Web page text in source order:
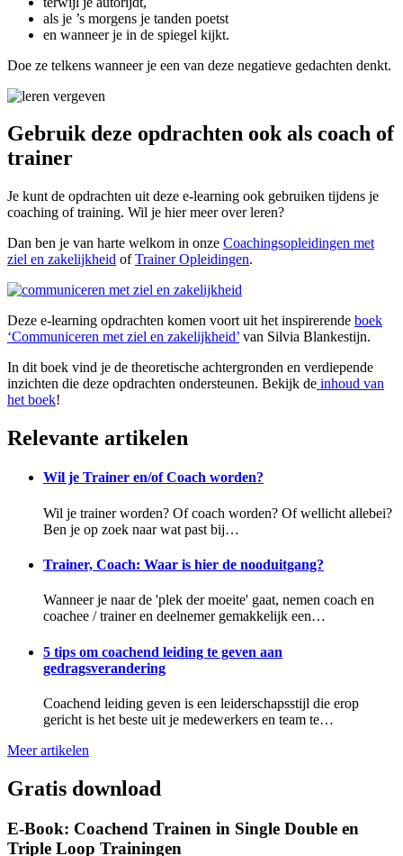
als je ’s morgens je tanden poetst
en wanneer je in de spiegel kijkt.
Doe ze telkens wanneer je een van deze negatieve gedachten denkt.
Gebruik deze opdrachten ook als coach of
trainer
Je kunt de opdrachten uit deze e-learning ook gebruiken tijdens je
coaching of training. Wil je hier meer over leren?
Dan ben je van harte welkom in onze Coachingsopleidingen met
ziel en zakelijkheid ofTrainer Opleidingen.
Deze e-learning opdrachten komen voort uit het inspirerende boek
‘Communiceren met ziel en zakelijkheid’ van Silvia Blankestijn.
In dit boek vind je de theoretische achtergronden en verdiepende
inzichten die deze opdrachten ondersteunen. Bekijk de inhoud van
het boek!
Relevante artikelen
Wil je Trainer en/of Coach worden?
Wil je trainer worden? Of coach worden? Of wellicht allebei?
Ben je op zoek naar wat past bij…
Trainer, Coach: Waar is hier de nooduitgang?
Wanneer je naar de 'plek der moeite' gaat, nemen coach en
coachee / trainer en deelnemer gemakkelijk een…
5 tips om coachend leiding te geven aan
gedragsverandering
Coachend leiding geven is een leiderschapsstijl die erop
gericht is het beste uit je medewerkers en team te…
Meer artikelen
Gratis download
E-Book: Coachend Trainen in Single Double en
Triple Loop Trainingen